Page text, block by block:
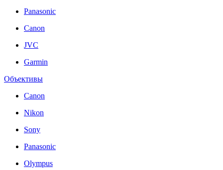
Panasonic
Canon
JVC
Garmin
Объективы
Canon
Nikon
Sony
Panasonic
Olympus